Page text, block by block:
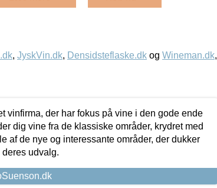
, JyskVin.dk, Densidsteflaske.dk og Wineman.dk,
vinfirma, der har fokus på vine i den gode ende
dig vine fra de klassiske områder, krydret med
af de nye og interessante områder, der dukker
udvalg.